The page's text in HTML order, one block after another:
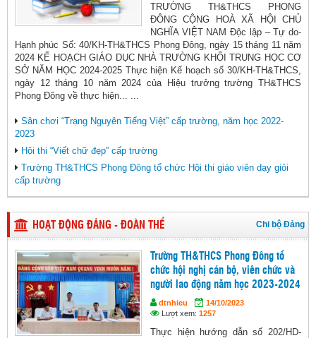
TRƯỜNG TH&THCS PHONG
ĐÔNG CỘNG HOÀ XÃ HỘI CHỦ
NGHĨA VIỆT NAM Độc lập – Tự do-
Hạnh phúc Số: 40/KH-TH&THCS Phong Đông, ngày 15 tháng 11 năm
2024 KẾ HOẠCH GIÁO DỤC NHÀ TRƯỜNG KHỐI TRUNG HỌC CƠ
SỞ NĂM HỌC 2024-2025 Thực hiện Kế hoạch số 30/KH-TH&THCS,
ngày 12 tháng 10 năm 2024 của Hiệu trưởng trường TH&THCS
Phong Đông về thực hiện... ...
Sân chơi “Trạng Nguyên Tiếng Việt” cấp trường, năm học 2022-
2023
Hội thi “Viết chữ đẹp” cấp trường
Trường TH&THCS Phong Đông tổ chức Hội thi giáo viên dạy giỏi
cấp trường
HOẠT ĐỘNG ĐẢNG - ĐOÀN THỂ Chi bộ Đảng
Trường TH&THCS Phong Đông tổ
chức hội nghị cán bộ, viên chức và
người lao động năm học 2023-2024
dtnhieu
14/10/2023
Lượt xem: 1257
Thực hiện hướng dẫn số 202/HD-